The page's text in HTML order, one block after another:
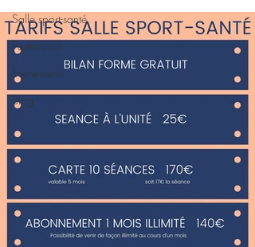
Salle sport-santé
Partenariat
Evènements
Blog